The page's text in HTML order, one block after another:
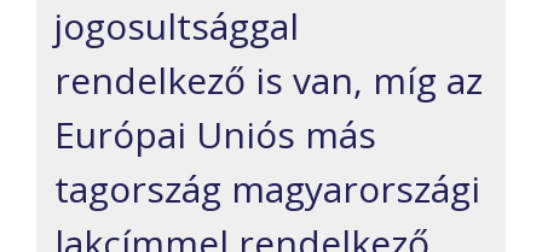
jogosultsággal
rendelkező is van, míg az
Európai Uniós más
tagország magyarországi